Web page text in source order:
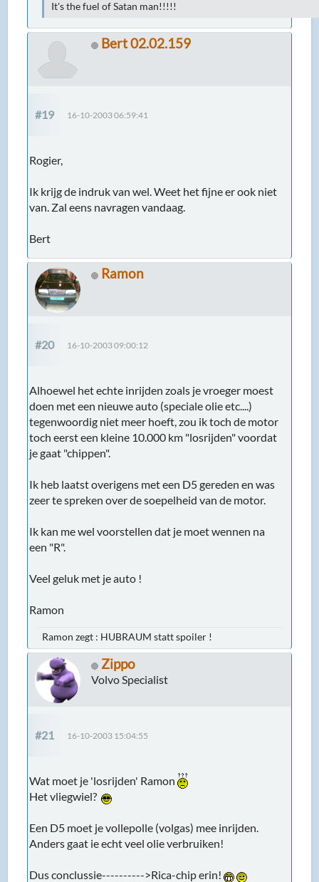
It's the fuel of Satan man!!!!!
Bert 02.02.159
#19 16-10-2003 06:59:41
Rogier,
Ik krijg de indruk van wel. Weet het fijne er ook niet
van. Zal eens navragen vandaag.
Bert
Ramon
#20 16-10-2003 09:00:12
Alhoewel het echte inrijden zoals je vroeger moest
doen met een nieuwe auto (speciale olie etc....)
tegenwoordig niet meer hoeft, zou ik toch de motor
toch eerst een kleine 10.000 km "losrijden" voordat
je gaat "chippen".
Ik heb laatst overigens met een D5 gereden en was
zeer te spreken over de soepelheid van de motor.
Ik kan me wel voorstellen dat je moet wennen na
een "R".
Veel geluk met je auto !
Ramon
Ramon zegt : HUBRAUM statt spoiler !
Zippo
Volvo Specialist
#21 16-10-2003 15:04:55
Wat moet je 'losrijden' Ramon
Het vliegwiel?
Een D5 moet je vollepolle (volgas) mee inrijden.
Anders gaat ie echt veel olie verbruiken!
Dus conclussie---------->Rica-chip erin!